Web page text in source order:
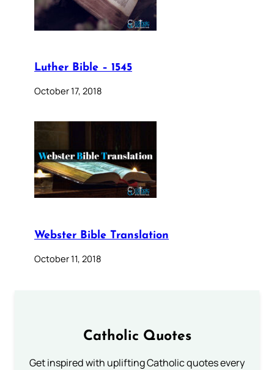
Luther Bible – 1545
October 17, 2018
Webster Bible Translation
October 11, 2018
Catholic Quotes
Get inspired with uplifting Catholic quotes every